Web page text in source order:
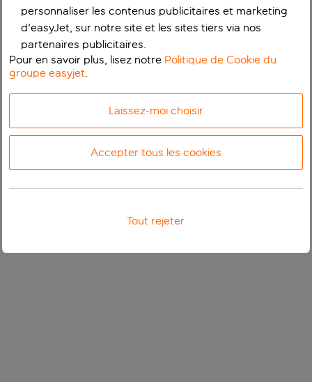
personnaliser les contenus publicitaires et marketing
d'easyJet, sur notre site et les sites tiers via nos
partenaires publicitaires.
Pour en savoir plus, lisez notre Politique de Cookie du
groupe easyjet.
Laissez-moi choisir
Accepter tous les cookies
Tout rejeter